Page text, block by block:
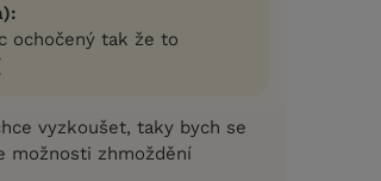
ochočený tak že to
vyzkoušet, taky bych se
možnosti zhmoždění